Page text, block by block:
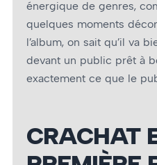
énergique de genres,
quelques moments
l’album, on sait qu’il va
devant un public prêt à
exactement ce que le
CRACHAT